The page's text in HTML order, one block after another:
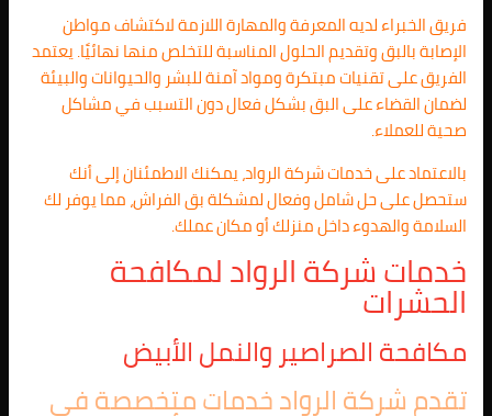
فريق الخبراء لديه المعرفة والمهارة اللازمة لاكتشاف مواطن
الإصابة بالبق وتقديم الحلول المناسبة للتخلص منها نهائيًا. يعتمد
الفريق على تقنيات مبتكرة ومواد آمنة للبشر والحيوانات والبيئة
لضمان القضاء على البق بشكل فعال دون التسبب في مشاكل
صحية للعملاء.
بالاعتماد على خدمات شركة الرواد، يمكنك الاطمئنان إلى أنك
ستحصل على حل شامل وفعال لمشكلة بق الفراش، مما يوفر لك
السلامة والهدوء داخل منزلك أو مكان عملك.
خدمات شركة الرواد لمكافحة
الحشرات
مكافحة الصراصير والنمل الأبيض
تقدم شركة الرواد خدمات متخصصة في